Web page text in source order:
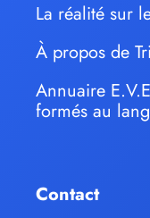
La réalité sur
À propos de
Annuaire
formés au
Contact